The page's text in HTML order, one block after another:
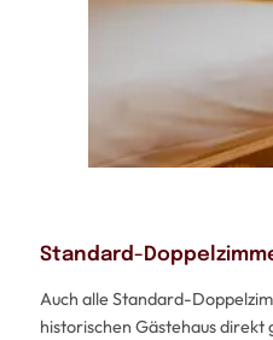
Standard-
Auch alle Standard-
historischen Gästehaus direkt